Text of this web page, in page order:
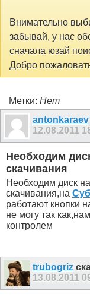
Внимательно
забывай, у нас
сначала юзай
Добро
Метки: Нет
antonkaraev
12.08.2011
Необходим
скачивания
Необходим диск
скачивания,на
работают кнопки
не могу так
контролем
trubogriz
13.08.2011